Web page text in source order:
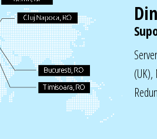
(UK),